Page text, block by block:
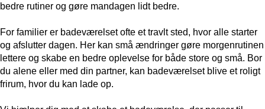
bedre rutiner og gøre mandagen lidt bedre.
For familier er badeværelset ofte et travlt sted, hvor alle starter
og afslutter dagen. Her kan små ændringer gøre morgenrutinen
lettere og skabe en bedre oplevelse for både store og små. Bor
du alene eller med din partner, kan badeværelset blive et roligt
frirum, hvor du kan lade op.